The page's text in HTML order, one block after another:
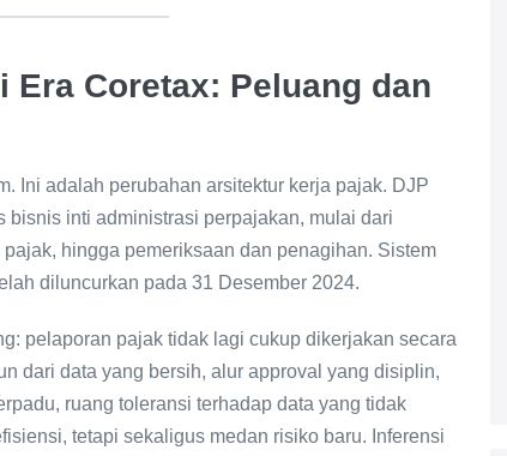
Coretax: Peluang dan
Ini adalah perubahan arsitektur kerja pajak. DJP
inti administrasi perpajakan, mulai dari
hingga pemeriksaan dan penagihan. Sistem
diluncurkan pada 31 Desember 2024.
pelaporan pajak tidak lagi cukup dikerjakan secara
dari data yang bersih, alur approval yang disiplin,
ruang toleransi terhadap data yang tidak
tetapi sekaligus medan risiko baru. Inferensi